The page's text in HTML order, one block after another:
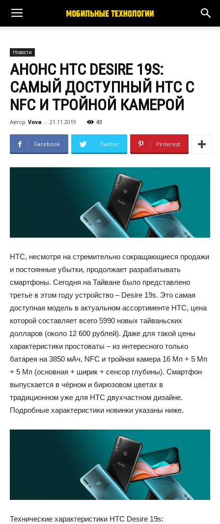
Новости
АНОНС HTC DESIRE 19S:
САМЫЙ ДОСТУПНЫЙ HTC С
NFC И ТРОЙНОЙ КАМЕРОЙ
Автор Vova - 21.11.2019 43
Facebook Twitter Pinterest
HTC, несмотря на стремительно сокращающиеся продажи
и постоянные убытки, продолжает разрабатывать
смартфоны. Сегодня на Тайване было представлено
третье в этом году устройство – Desire 19s. Это самая
доступная модель в актуальном ассортименте HTC, цена
которой составляет всего 5990 новых тайваньских
долларов (около 12 600 рублей). Даже для такой цены
характеристики простоваты – из интересного только
батарея на 3850 мАч, NFC и тройная камера 16 Мп + 5 Мп
+ 5 Мп (основная + ширик + сенсор глубины). Смартфон
выпускается в чёрном и бирюзовом цветах в
традиционном уже для HTC двухчастном дизайне.
Подробные характеристики новинки указаны ниже.
Технические характеристики HTC Desire 19s: